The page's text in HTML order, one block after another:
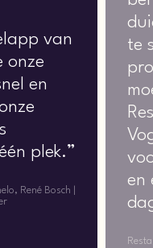
van
onze
en
plek.”
René Bosch |
te
en